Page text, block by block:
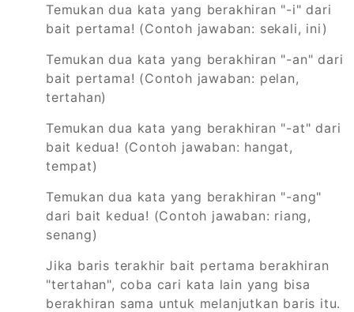
Temukan dua kata yang berakhiran "-i" dari
bait pertama! (Contoh jawaban: sekali, ini)
Temukan dua kata yang berakhiran "-an" dari
bait pertama! (Contoh jawaban: pelan,
tertahan)
Temukan dua kata yang berakhiran "-at" dari
bait kedua! (Contoh jawaban: hangat,
tempat)
Temukan dua kata yang berakhiran "-ang"
dari bait kedua! (Contoh jawaban: riang,
senang)
Jika baris terakhir bait pertama berakhiran
"tertahan", coba cari kata lain yang bisa
berakhiran sama untuk melanjutkan baris itu.